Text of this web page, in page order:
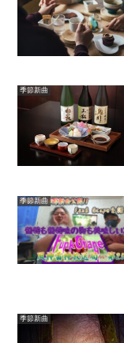
季節新曲
季節新曲
季節新曲